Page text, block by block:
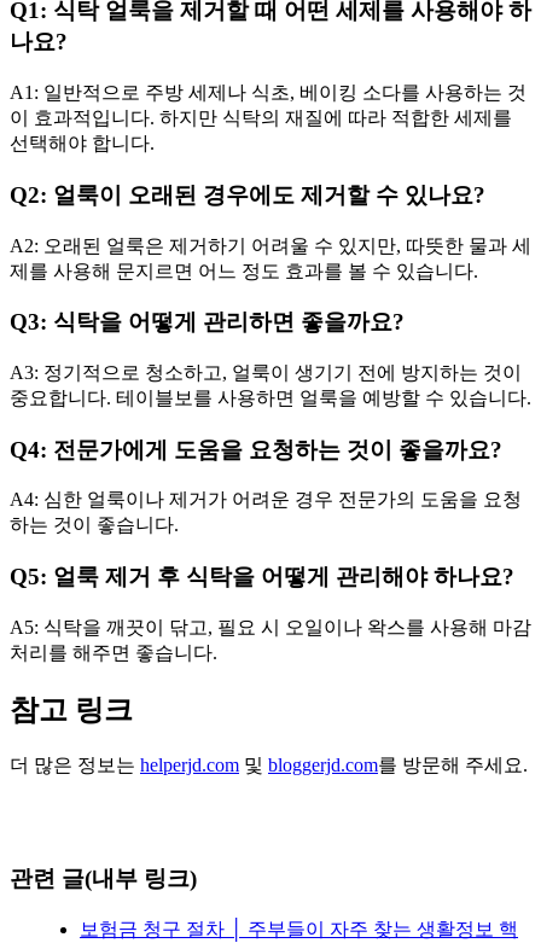
Q1: 식탁 얼룩을 제거할 때 어떤 세제를 사용해야 하
나요?
A1: 일반적으로 주방 세제나 식초, 베이킹 소다를 사용하는 것
이 효과적입니다. 하지만 식탁의 재질에 따라 적합한 세제를
선택해야 합니다.
Q2: 얼룩이 오래된 경우에도 제거할 수 있나요?
A2: 오래된 얼룩은 제거하기 어려울 수 있지만, 따뜻한 물과 세
제를 사용해 문지르면 어느 정도 효과를 볼 수 있습니다.
Q3: 식탁을 어떻게 관리하면 좋을까요?
A3: 정기적으로 청소하고, 얼룩이 생기기 전에 방지하는 것이
중요합니다. 테이블보를 사용하면 얼룩을 예방할 수 있습니다.
Q4: 전문가에게 도움을 요청하는 것이 좋을까요?
A4: 심한 얼룩이나 제거가 어려운 경우 전문가의 도움을 요청
하는 것이 좋습니다.
Q5: 얼룩 제거 후 식탁을 어떻게 관리해야 하나요?
A5: 식탁을 깨끗이 닦고, 필요 시 오일이나 왁스를 사용해 마감
처리를 해주면 좋습니다.
참고 링크
더 많은 정보는 helperjd.com 및 bloggerjd.com를 방문해 주세요.
관련 글(내부 링크)
보험금 청구 절차 │ 주부들이 자주 찾는 생활정보 핵